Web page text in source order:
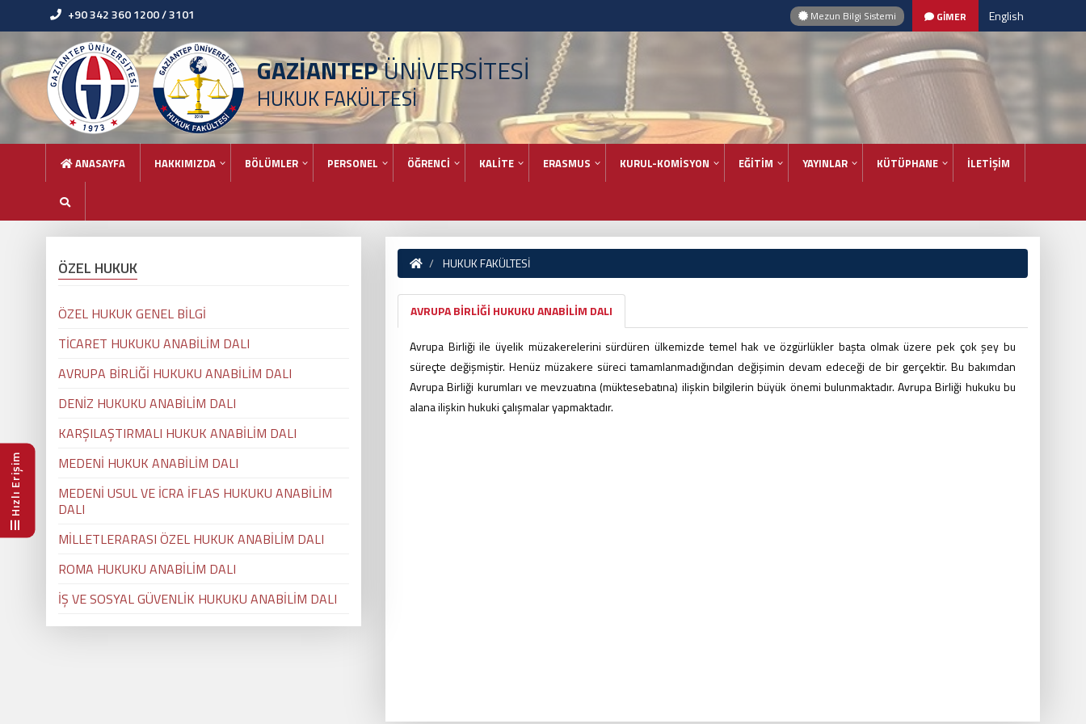
Hızlı Erişim
+90 342 360 1200 / 3101 Mezun Bilgi Sistemi GİMER English
GAZİANTEPÜNİVERSİTESİ
HUKUK FAKÜLTESİ
ANASAYFA HAKKIMIZDA BÖLÜMLER PERSONEL ÖĞRENCİ KALİTE ERASMUS KURUL-KOMİSYON EĞİTİM YAYINLAR KÜTÜPHANE İLETİŞİM
HUKUK FAKÜLTESİ
AVRUPA BİRLİĞİ HUKUKU ANABİLİM DALI
Avrupa Birliği ile üyelik müzakerelerini sürdüren ülkemizde temel hak ve özgürlükler başta olmak üzere pek çok şey bu
süreçte değişmiştir. Henüz müzakere süreci tamamlanmadığından değişimin devam edeceği de bir gerçektir. Bu bakımdan
Avrupa Birliği kurumları ve mevzuatına (müktesebatına) ilişkin bilgilerin büyük önemi bulunmaktadır. Avrupa Birliği hukuku bu
alana ilişkin hukuki çalışmalar yapmaktadır.
ÖZEL HUKUK
ÖZEL HUKUK GENEL BİLGİ
TİCARET HUKUKU ANABİLİM DALI
AVRUPA BİRLİĞİ HUKUKU ANABİLİM DALI
DENİZ HUKUKU ANABİLİM DALI
KARŞILAŞTIRMALI HUKUK ANABİLİM DALI
MEDENİ HUKUK ANABİLİM DALI
MEDENİ USUL VE İCRA İFLAS HUKUKU ANABİLİM
DALI
MİLLETLERARASI ÖZEL HUKUK ANABİLİM DALI
ROMA HUKUKU ANABİLİM DALI
İŞ VE SOSYAL GÜVENLİK HUKUKU ANABİLİM DALI